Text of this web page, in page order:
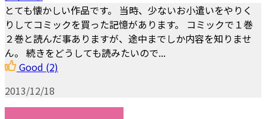
とても懐かしい作品です。 当時、少ないお小遣いをやりく
りしてコミックを買った記憶があります。 コミックで１巻
２巻と読んだ事ありますが、途中までしか内容を知りませ
ん。 続きをどうしても読みたいので...
Good (2)
2013/12/18